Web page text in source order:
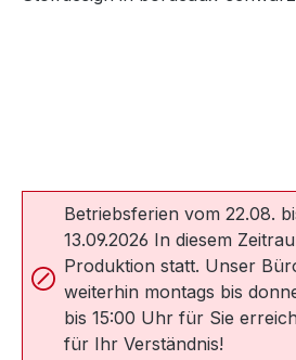
Betriebsferien vom 22.08.
13.09.2026 In diesem
Produktion statt. Unser
weiterhin montags bis
bis 15:00 Uhr für Sie
für Ihr Verständnis!